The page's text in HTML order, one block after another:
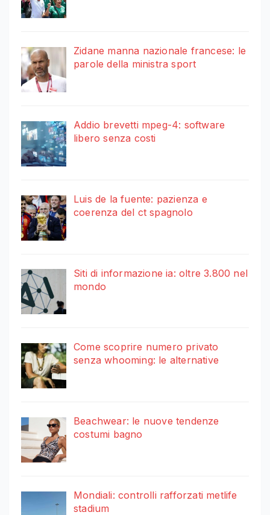
Zidane manna nazionale francese: le
parole della ministra sport
Addio brevetti mpeg-4: software
libero senza costi
Luis de la fuente: pazienza e
coerenza del ct spagnolo
Siti di informazione ia: oltre 3.800 nel
mondo
Come scoprire numero privato
senza whooming: le alternative
Beachwear: le nuove tendenze
costumi bagno
Mondiali: controlli rafforzati metlife
stadium